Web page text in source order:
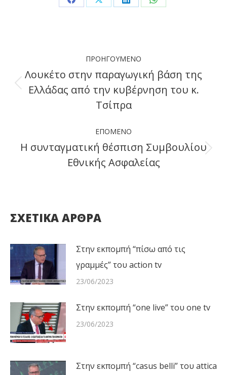
Share Share Share Share
navigation
ΠΡΟΗΓΟΎΜΕΝΟ
Previous
post:
Λουκέτο στην παραγωγική βάση της
Ελλάδας από την κυβέρνηση του κ.
Τσίπρα
ΕΠΌΜΕΝΟ
Next
post:
Η συνταγματική θέσπιση Συμβουλίου
Εθνικής Ασφαλείας
ΣΧΕΤΙΚΑ ΑΡΘΡΑ
Στην εκπομπή “πίσω από τις
γραμμές” του action tv
23/06/2023
Στην εκπομπή “one live” του one tv
23/06/2023
Στην εκπομπή “casus belli” του attica